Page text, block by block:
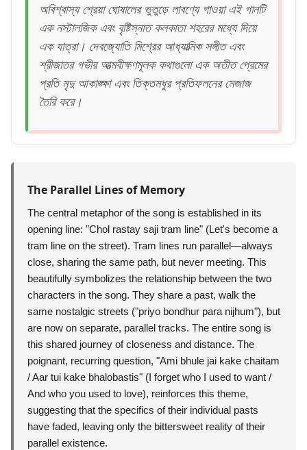
অবিশ্বাস্য শ্রেয়া ঘোষালের ভুতুড়ে লাবণ্যে গাওয়া এই গানটি
এক নস্টালজিক এবং বৃষ্টিস্নাত কলকাতা শহরের মধ্যে দিয়ে
এক যাত্রা। দেবজ্যোতি মিশ্রের আধ্যাত্মিক সঙ্গীত এবং
শ্রীজাতর গভীর আত্মবীক্ষণমূলক কথাগুলো এক অতীত প্রেমের
প্রতি মৃদু আকাঙ্ক্ষা এবং তিক্তমধুর প্রতিফলনের মেজাজ
তৈরি করে।
The Parallel Lines of Memory
The central metaphor of the song is established in its
opening line: "Chol rastay saji tram line" (Let's become a
tram line on the street). Tram lines run parallel—always
close, sharing the same path, but never meeting. This
beautifully symbolizes the relationship between the two
characters in the song. They share a past, walk the
same nostalgic streets ("priyo bondhur para nijhum"), but
are now on separate, parallel tracks. The entire song is
this shared journey of closeness and distance. The
poignant, recurring question, "Ami bhule jai kake chaitam
/ Aar tui kake bhalobastis" (I forget who I used to want /
And who you used to love), reinforces this theme,
suggesting that the specifics of their individual pasts
have faded, leaving only the bittersweet reality of their
parallel existence.